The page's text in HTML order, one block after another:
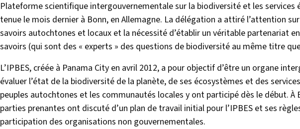
Plateforme scientifique intergouvernementale sur la biodiversité et les services
tenue le mois dernier à Bonn, en Allemagne. La délégation a attiré l’attention
savoirs autochtones et locaux et la nécessité d’établir un véritable partenariat
savoirs (qui sont des « experts » des questions de biodiversité au même titre
L’IPBES, créée à Panama City en avril 2012, a pour objectif d’être un organe
évaluer l’état de la biodiversité de la planète, de ses écosystèmes et des
peuples autochtones et les communautés locales y ont participé dès le début. À
parties prenantes ont discuté d’un plan de travail initial pour l’IPBES et ses
participation des organisations non gouvernementales.